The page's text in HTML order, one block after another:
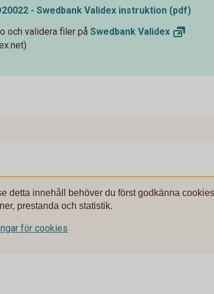
- Swedbank Validex instruktion (pdf)
och validera filer på Swedbank Validex
detta innehåll behöver du först godkänna
prestanda och statistik.
för cookies